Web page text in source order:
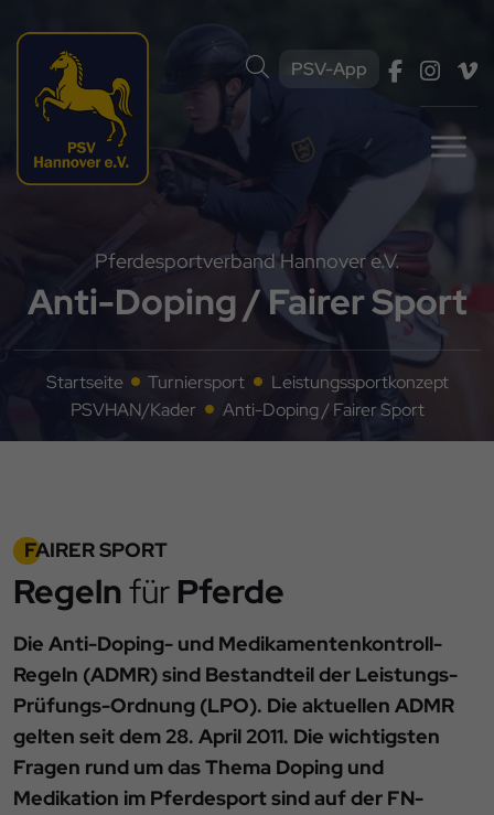
PSV-App
Pferdesportverband Hannover e.V.
Anti-Doping / Fairer Sport
Startseite Turniersport
Leistungssportkonzept
PSVHAN/Kader
Anti-Doping / Fairer Sport
FAIRER SPORT
Regelnfür Pferde
Die Anti-Doping- und Medikamentenkontroll-
Regeln (ADMR) sind Bestandteil der Leistungs-
Prüfungs-Ordnung (LPO). Die aktuellen ADMR
gelten seit dem 28. April 2011. Die wichtigsten
Fragen rund um das Thema Doping und
Medikation im Pferdesport sind auf der FN-